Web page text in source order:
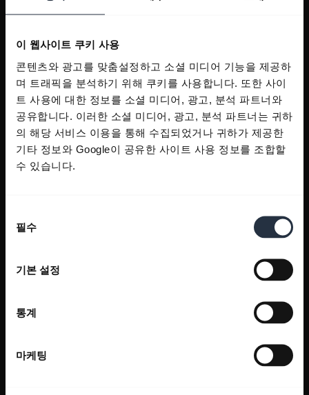
이 웹사이트 쿠키 사용
콘텐츠와 광고를 맞춤설정하고 소셜 미디어 기능을 제공하
며 트래픽을 분석하기 위해 쿠키를 사용합니다. 또한 사이
트 사용에 대한 정보를 소셜 미디어, 광고, 분석 파트너와
공유합니다. 이러한 소셜 미디어, 광고, 분석 파트너는 귀하
의 해당 서비스 이용을 통해 수집되었거나 귀하가 제공한
기타 정보와 Google이 공유한 사이트 사용 정보를 조합할
수 있습니다.
필수
기본 설정
통계
마케팅